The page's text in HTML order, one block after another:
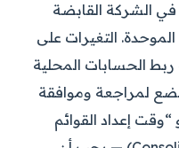
في الشركة القابضة
التغيرات على
الحسابات المحلية
لمراجعة وموافقة
إعداد القوائم